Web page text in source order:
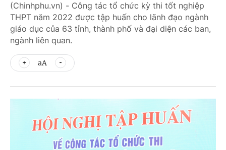
(Chinhphu.vn) - Công tác tổ chức kỳ thi tốt nghiệp
THPT năm 2022 được tập huấn cho lãnh đạo ngành
giáo dục của 63 tỉnh, thành phố và đại diện các ban,
ngành liên quan.
aA